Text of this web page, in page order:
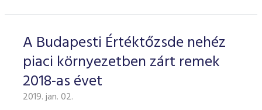
A Budapesti Értéktőzsde nehéz
piaci környezetben zárt remek
2018-as évet
2019. jan. 02.